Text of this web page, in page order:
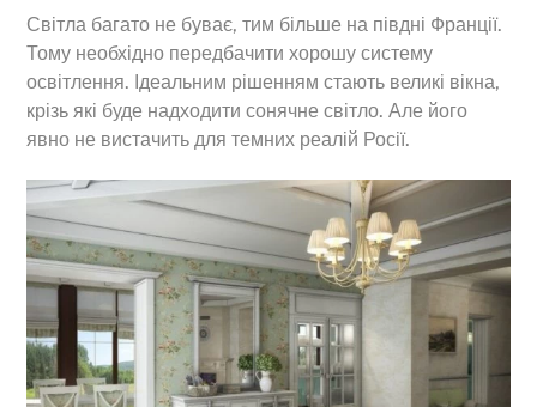
Світла багато не буває, тим більше на півдні Франції.
Тому необхідно передбачити хорошу систему
освітлення. Ідеальним рішенням стають великі вікна,
крізь які буде надходити сонячне світло. Але його
явно не вистачить для темних реалій Росії.